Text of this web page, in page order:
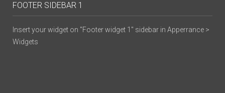
FOOTER SIDEBAR 1
Insert your widget on "Footer widget 1" sidebar in Apperrance >
Widgets